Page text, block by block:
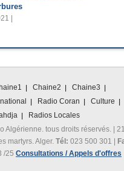
|
Chaine2
Chaine3
Radio Coran
Culture
Radios Locales
Algérienne. tous droits réservés. |
martyrs. Alger. Tél: 023 500 301 |
/25 Consultations / Appels d'offres